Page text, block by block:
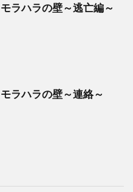
モラハラの壁～逃亡編～
モラハラの壁～連絡～